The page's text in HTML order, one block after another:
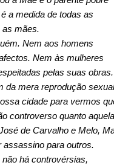
a medida de todas as
as mães.
Nem aos homens
Nem às mulheres
pelas suas obras.
da mera reprodução
cidade para vermos
controverso quanto
de Carvalho e Melo,
assassino para outros.
há controvérsias,